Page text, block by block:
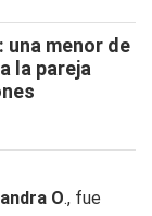
una menor de
la pareja
O., fue